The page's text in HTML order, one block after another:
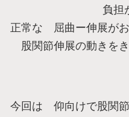
負担
正常な 屈曲ー伸展がお
股関節伸展の動きを
今回は 仰向けで股関